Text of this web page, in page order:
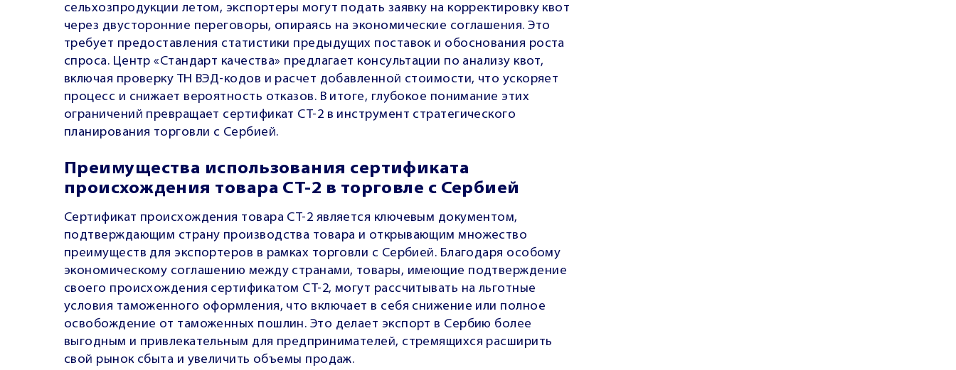
сельхозпродукции летом, экспортеры могут подать заявку на корректировку квот
через двусторонние переговоры, опираясь на экономические соглашения. Это
требует предоставления статистики предыдущих поставок и обоснования роста
спроса. Центр «Стандарт качества» предлагает консультации по анализу квот,
включая проверку ТН ВЭД-кодов и расчет добавленной стоимости, что ускоряет
процесс и снижает вероятность отказов. В итоге, глубокое понимание этих
ограничений превращает сертификат СТ-2 в инструмент стратегического
планирования торговли с Сербией.
Преимущества использования сертификата
происхождения товара СТ-2 в торговле с Сербией
Сертификат происхождения товара СТ-2 является ключевым документом,
подтверждающим страну производства товара и открывающим множество
преимуществ для экспортеров в рамках торговли с Сербией. Благодаря особому
экономическому соглашению между странами, товары, имеющие подтверждение
своего происхождения сертификатом СТ-2, могут рассчитывать на льготные
условия таможенного оформления, что включает в себя снижение или полное
освобождение от таможенных пошлин. Это делает экспорт в Сербию более
выгодным и привлекательным для предпринимателей, стремящихся расширить
свой рынок сбыта и увеличить объемы продаж.